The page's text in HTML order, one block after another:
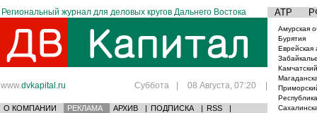
Региональный журнал для деловых кругов Дальнего Востока АТР
www.dvkapital.ru Суббота | 08 Августа, 07:20 |
О КОМПАНИИ РЕКЛАМА АРХИВ | ПОДПИСКА | RSS |
Амурская
Бурятия
Еврейская